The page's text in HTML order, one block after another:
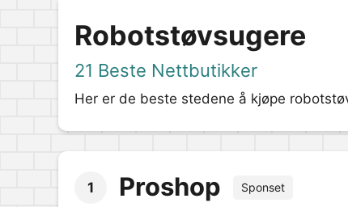
Robotstøvsugere
21 Beste Nettbutikker
Her er de beste stedene å kjøpe
1 Proshop Sponset